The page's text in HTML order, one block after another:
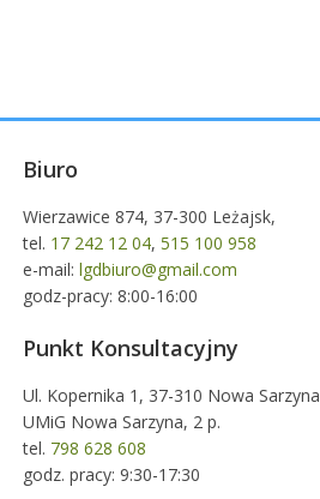
Biuro
Wierzawice 874, 37-300 Leżajsk,
tel. 17 242 12 04, 515 100 958
e-mail: lgdbiuro@gmail.com
godz-pracy: 8:00-16:00
Punkt Konsultacyjny
Ul. Kopernika 1, 37-310 Nowa Sarzyna
UMiG Nowa Sarzyna, 2 p.
tel. 798 628 608
godz. pracy: 9:30-17:30